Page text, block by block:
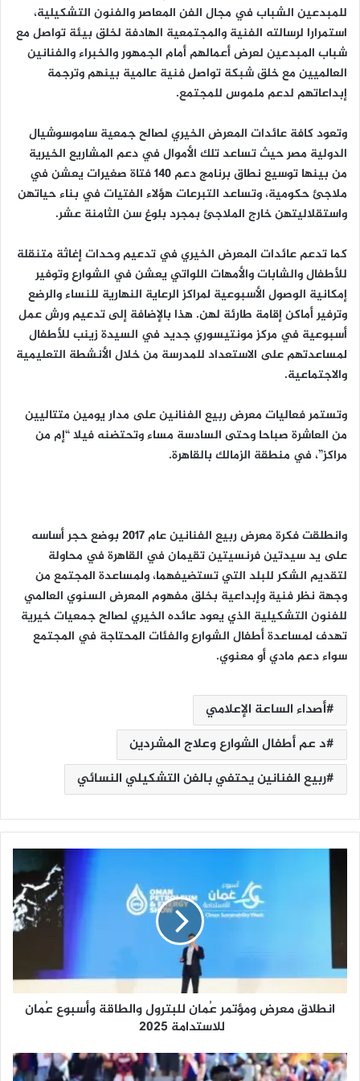
للمبدعين الشباب في مجال الفن المعاصر والفنون التشكيلية،
استمرارا لرسالته الفنية والمجتمعية الهادفة لخلق بيئة تواصل مع
شباب المبدعين لعرض أعمالهم أمام الجمهور والخبراء والفنانين
العالميين مع خلق شبكة تواصل فنية عالمية بينهم وترجمة
إبداعاتهم لدعم ملموس للمجتمع.
وتعود كافة عائدات المعرض الخيري لصالح جمعية ساموسوشيال
الدولية مصر حيث تساعد تلك الأموال في دعم المشاريع الخيرية
من بينها توسيع نطاق برنامج دعم 140 فتاة صغيرات يعشن في
ملاجئ حكومية، وتساعد التبرعات هؤلاء الفتيات في بناء حياتهن
واستقلاليتهن خارج الملاجئ بمجرد بلوغ سن الثامنة عشر.
كما تدعم عائدات المعرض الخيري في تدعيم وحدات إغاثة متنقلة
للأطفال والشابات والأمهات اللواتي يعشن في الشوارع وتوفير
إمكانية الوصول الأسبوعية لمراكز الرعاية النهارية للنساء والرضع
وترفير أماكن إقامة طارئة لهن. هذا بالإضافة إلى تدعيم ورش عمل
أسبوعية في مركز مونتيسوري جديد في السيدة زينب للأطفال
لمساعدتهم على الاستعداد للمدرسة من خلال الأنشطة التعليمية
والاجتماعية.
وتستمر فعاليات معرض ربيع الفنانين على مدار يومين متتاليين
من العاشرة صباحا وحتى السادسة مساء وتحتضنه فيلا “إم من
مراكز”، في منطقة الزمالك بالقاهرة.
وانطلقت فكرة معرض ربيع الفنانين عام 2017 بوضع حجر أساسه
على يد سيدتين فرنسيتين تقيمان في القاهرة في محاولة
لتقديم الشكر للبلد التي تستضيفهما، ولمساعدة المجتمع من
وجهة نظر فنية وإبداعية بخلق مفهوم المعرض السنوي العالمي
للفنون التشكيلية الذي يعود عائده الخيري لصالح جمعيات خيرية
تهدف لمساعدة أطفال الشوارع والفئات المحتاجة في المجتمع
سواء دعم مادي أو معنوي.
أصداء الساعة الإعلامي
د عم أطفال الشوارع وعلاج المشردين
ربيع الفنانين يحتفي بالفن التشكيلي النسائي
ع
ر
ؤ
ت
انطلاق معرض ومؤتمر عُمان للبترول والطاقة وأسبوع عُمان
للاستدامة 2025
ف